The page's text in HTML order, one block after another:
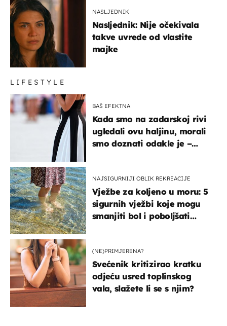
NASLJEDNIK
Nasljednik: Nije očekivala
takve uvrede od vlastite
majke
LIFESTYLE
BAŠ EFEKTNA
Kada smo na zadarskoj rivi
ugledali ovu haljinu, morali
smo doznati odakle je –
NAJSIGURNIJI OBLIK REKREACIJE
Vježbe za koljeno u moru: 5
sigurnih vježbi koje mogu
smanjiti bol i poboljšati
(NE)PRIMJERENA?
Svećenik kritizirao kratku
odjeću usred toplinskog
vala, slažete li se s njim?